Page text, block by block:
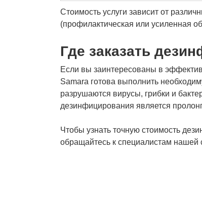
Стоимость услуги зависит от
(профилактическая или усиленная
Где заказать
Если вы заинтересованы в
Samara готова выполнить
разрушаются вирусы, грибки и
дезинфицирования является
Чтобы узнать точную стоимость
обращайтесь к специалистам